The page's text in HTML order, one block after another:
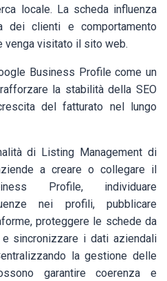
locale. La scheda influenza
dei clienti e comportamento
venga visitato il sito web.
Business Profile come un
la stabilità della SEO
del fatturato nel lungo
di Listing Management di
a creare o collegare il
Profile, individuare
nei profili, pubblicare
proteggere le schede da
sincronizzare i dati aziendali
la gestione delle
garantire coerenza e